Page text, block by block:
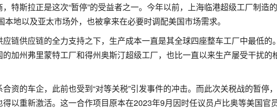
特斯拉正是这次“暂停”的受益者之一。今年以前，上海临港超级工厂制造的
地以及亚太市场外，也被拿来在必要时调配美国市场需求。
链供应链的全力支持之下，生产成本一直是其全球四座整车工厂中最低的
加州弗里蒙特工厂和得州奥斯汀超级工厂，也比一直以来生产屡受干扰的
资的车企，此前也受到“对等关税”引发事件的冲击。而此次关税战的暂停
以重新激活。这一合作项目原本在2023年9月因时任议员卢比奥等美国官